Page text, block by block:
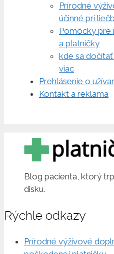
Prírodné
účinné pri
Pomôcky pre
a platničky
kde sa
viac
Prehlásenie o
Kontakt a reklama
Blog pacienta, ktorý
disku.
Rýchle odkazy
Prírodné výživové